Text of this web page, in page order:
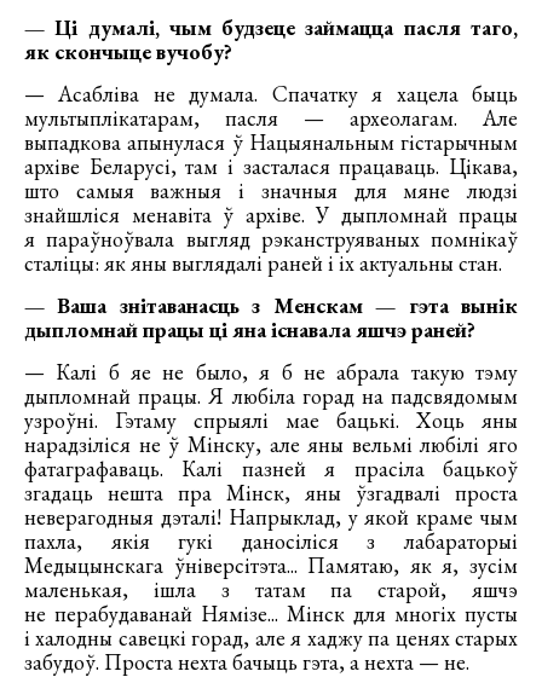
— Ці думалі, чым будзеце займацца пасля таго,
як скончыце вучобу?
— Асабліва не думала. Спачатку я хацела быць
мультыплікатарам, пасля — археолагам. Але
выпадкова апынулася ў Нацыянальным гістарычным
архіве Беларусі, там і засталася працаваць. Цікава,
што самыя важныя і значныя для мяне людзі
знайшліся менавіта ў архіве. У дыпломнай працы
я параўноўвала выгляд рэканструяваных помнікаў
сталіцы: як яны выглядалі раней і іх актуальны стан.
— Ваша знітаванасць з Менскам — гэта вынік
дыпломнай працы ці яна існавала яшчэ раней?
— Калі б яе не было, я б не абрала такую тэму
дыпломнай працы. Я любіла горад на падсвядомым
узроўні. Гэтаму спрыялі мае бацькі. Хоць яны
нарадзіліся не ў Мінску, але яны вельмі любілі яго
фатаграфаваць. Калі пазней я прасіла бацькоў
згадаць нешта пра Мінск, яны ўзгадвалі проста
неверагодныя дэталі! Напрыклад, у якой краме чым
пахла, якія гукі даносіліся з лабараторыі
Медыцынскага ўніверсітэта... Памятаю, як я, зусім
маленькая, ішла з татам па старой, яшчэ
не перабудаванай Нямізе... Мінск для многіх пусты
і халодны савецкі горад, але я хаджу па ценях старых
забудоў. Проста нехта бачыць гэта, а нехта — не.